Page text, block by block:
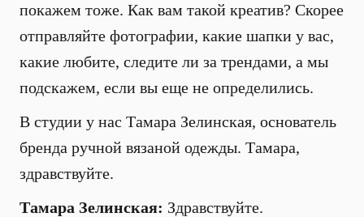
покажем тоже. Как вам такой креатив? Скорее
отправляйте фотографии, какие шапки у вас,
какие любите, следите ли за трендами, а мы
подскажем, если вы еще не определились.
В студии у нас Тамара Зелинская, основатель
бренда ручной вязаной одежды. Тамара,
здравствуйте.
Тамара Зелинская: Здравствуйте.